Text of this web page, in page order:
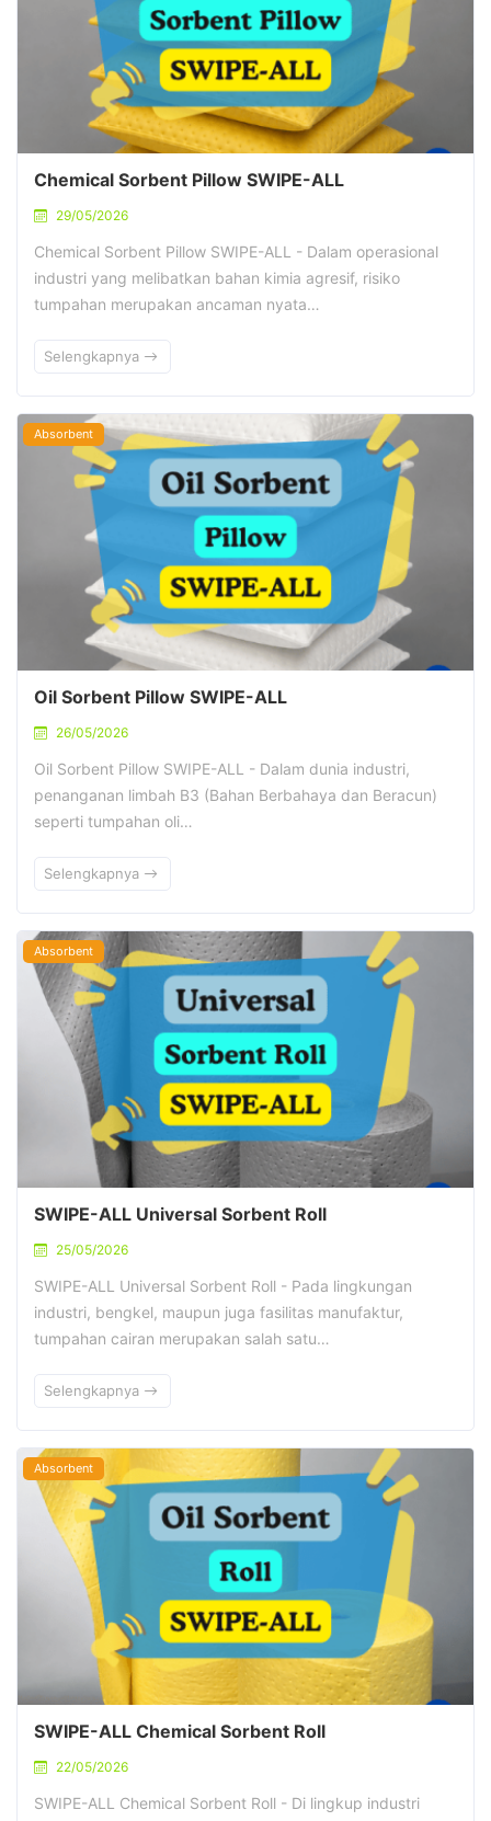
Chemical Sorbent Pillow SWIPE-ALL
29/05/2026
Chemical Sorbent Pillow SWIPE-ALL - Dalam operasional
industri yang melibatkan bahan kimia agresif, risiko
tumpahan merupakan ancaman nyata…
Selengkapnya
Absorbent
Oil Sorbent Pillow SWIPE-ALL
26/05/2026
Oil Sorbent Pillow SWIPE-ALL - Dalam dunia industri,
penanganan limbah B3 (Bahan Berbahaya dan Beracun)
seperti tumpahan oli…
Selengkapnya
Absorbent
SWIPE-ALL Universal Sorbent Roll
25/05/2026
SWIPE-ALL Universal Sorbent Roll - Pada lingkungan
industri, bengkel, maupun juga fasilitas manufaktur,
tumpahan cairan merupakan salah satu…
Selengkapnya
Absorbent
SWIPE-ALL Chemical Sorbent Roll
22/05/2026
SWIPE-ALL Chemical Sorbent Roll - Di lingkup industri